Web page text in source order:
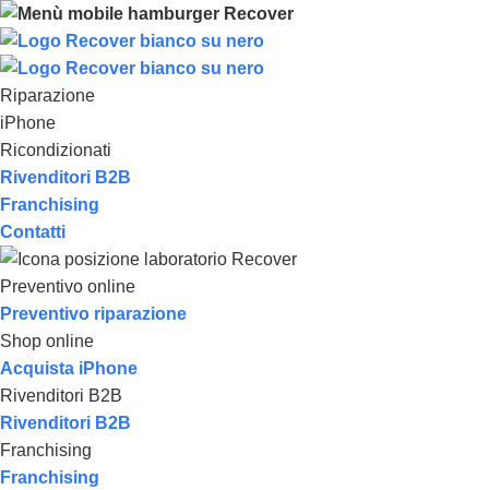
Riparazione
iPhone
Ricondizionati
Rivenditori B2B
Franchising
Contatti
Preventivo online
Preventivo riparazione
Shop online
Acquista iPhone
Rivenditori B2B
Rivenditori B2B
Franchising
Franchising